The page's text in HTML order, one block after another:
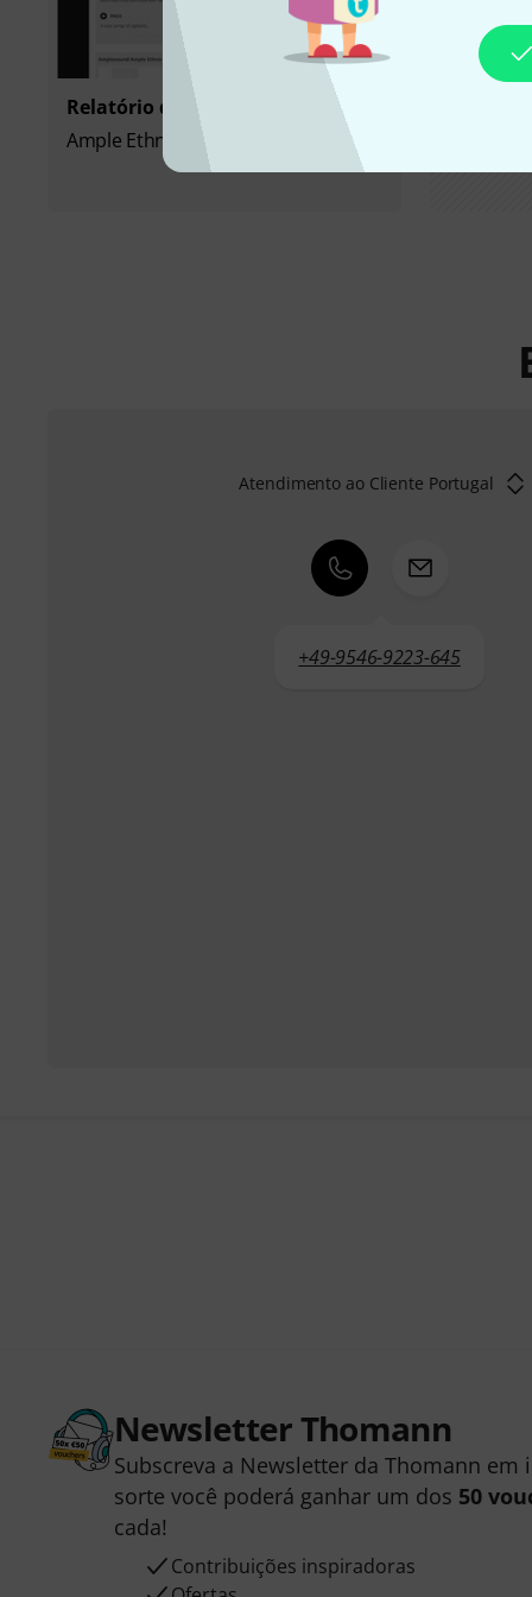
Relatório de teste
Ample Ethno Ukulele III
Atendimento ao Cliente Portugal
+49-9546-9223-645
Newsletter Thomann
Subscreva a Newsletter da Thomann
sorte você poderá ganhar um dos 50
cada!
Contribuições inspiradoras